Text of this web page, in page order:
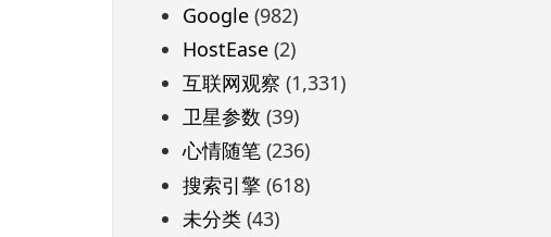
Google(982)
HostEase(2)
互联网观察 (1,331)
卫星参数 (39)
心情随笔(236)
搜索引擎 (618)
未分类(43)